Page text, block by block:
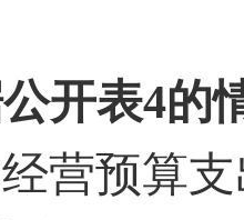
公开表4的
营预算